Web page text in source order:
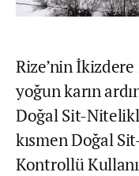
Rize’nin
yoğun karın
Doğal Sit-
kısmen Doğal
Kontrollü